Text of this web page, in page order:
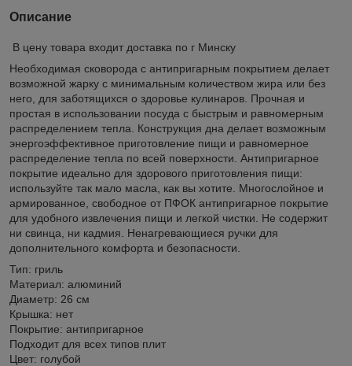
Описание
В цену товара входит доставка по г Минску
Необходимая сковорода с антипригарным покрытием делает
возможной жарку с минимальным количеством жира или без
него, для заботящихся о здоровье кулинаров. Прочная и
простая в использовании посуда с быстрым и равномерным
распределением тепла. Конструкция дна делает возможным
энергоэффективное приготовление пищи и равномерное
распределение тепла по всей поверхности. Антипригарное
покрытие идеально для здорового приготовления пищи:
используйте так мало масла, как вы хотите. Многослойное и
армированное, свободное от ПФОК антипригарное покрытие
для удобного извлечения пищи и легкой чистки. Не содержит
ни свинца, ни кадмия. Ненагревающиеся ручки для
дополнительного комфорта и безопасности.
Тип: гриль
Материал: алюминий
Диаметр: 26 см
Крышка: нет
Покрытие: антипригарное
Подходит для всех типов плит
Цвет: голубой